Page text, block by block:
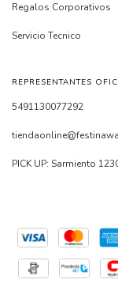
Regalos Corporativos
Servicio Tecnico
REPRESENTANTES
5491130077292
PICK UP: Sarmiento